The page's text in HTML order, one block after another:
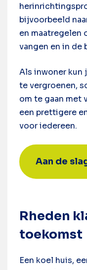
bijvoorbeeld
en maatregelen
vangen en in de
Als inwoner kun
te vergroenen,
om te gaan met
een prettigere
voor iedereen.
Aan de
Rheden
toekomst
Een koel huis,